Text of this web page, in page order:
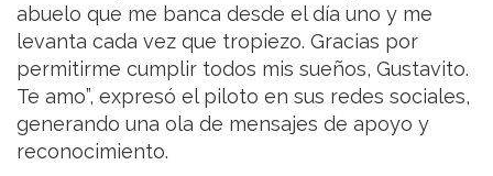
abuelo que me banca desde el día uno y me
levanta cada vez que tropiezo. Gracias por
permitirme cumplir todos mis sueños, Gustavito.
Te amo”, expresó el piloto en sus redes sociales,
generando una ola de mensajes de apoyo y
reconocimiento.